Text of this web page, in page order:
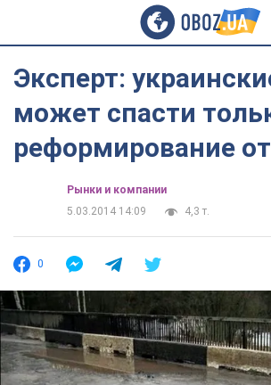
Эксперт:
может спасти
реформирование
Рынки и компании
5.03.2014 14:09
4,3 т.
0